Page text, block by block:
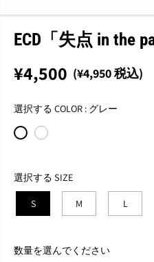
ECD「失点 in the
通
価
格
¥4,500 (¥4,950 税込)
完
選択する COLOR : グレー
選択する SIZE
S M L
数量を選んでください